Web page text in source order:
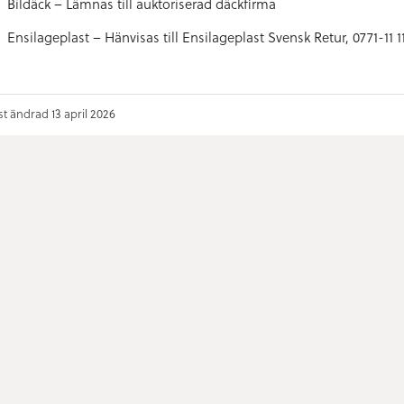
Ensilageplast – Hänvisas till Ensilageplast Svensk Retur, 0771-11
ändrad 13 april 2026